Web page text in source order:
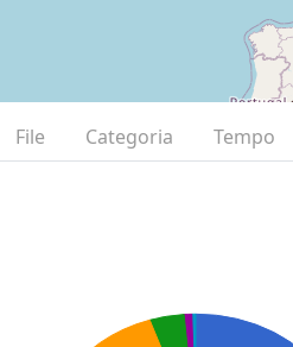
File Categoria
Tempo